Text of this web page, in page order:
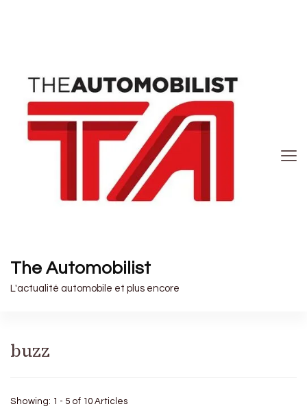
The Automobilist
L'actualité automobile et plus encore
buzz
Showing: 1 - 5 of 10 Articles